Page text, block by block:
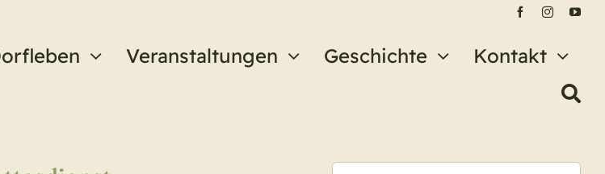
Veranstaltungen Geschichte Kontakt
Suche